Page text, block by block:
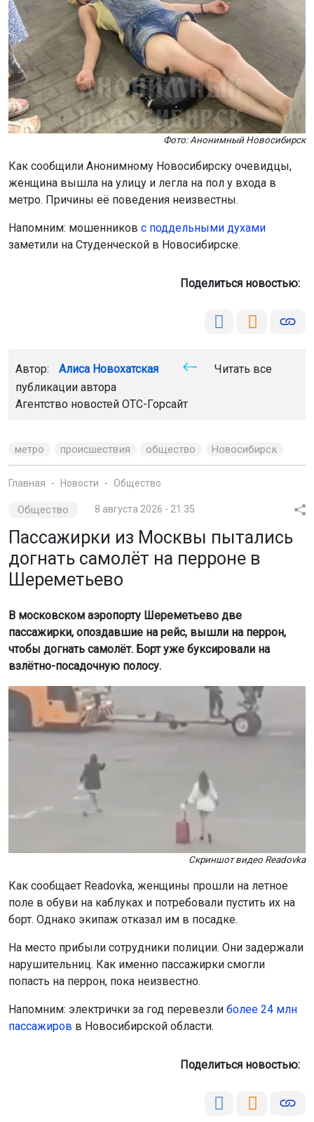
Фото: Анонимный Новосибирск
Как сообщили Анонимному Новосибирску очевидцы,
женщина вышла на улицу и легла на пол у входа в
метро. Причины её поведения неизвестны.
Напомним: мошенников с поддельными духами
заметили на Студенческой в Новосибирске.
Поделиться новостью:
Автор: Алиса Новохатская
Читать все
публикации автора
Агентство новостей ОТС-Горсайт
метро происшествия общество Новосибирск
Главная Новости Общество
Общество 8 августа 2026 - 21:35
Пассажирки из Москвы пытались
догнать самолёт на перроне в
Шереметьево
В московском аэропорту Шереметьево две
пассажирки, опоздавшие на рейс, вышли на перрон,
чтобы догнать самолёт. Борт уже буксировали на
взлётно-посадочную полосу.
Скриншот видео Readovka
Как сообщает Readovka, женщины прошли на летное
поле в обуви на каблуках и потребовали пустить их на
борт. Однако экипаж отказал им в посадке.
На место прибыли сотрудники полиции. Они задержали
нарушительниц. Как именно пассажирки смогли
попасть на перрон, пока неизвестно.
Напомним: электрички за год перевезли более 24 млн
пассажиров в Новосибирской области.
Поделиться новостью: